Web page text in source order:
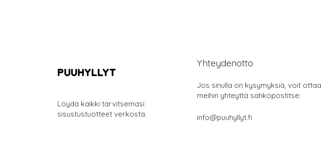
Löydä kaikki tarvitsemasi
sisustustuotteet verkosta.
Yhteydenotto
Jos sinulla on kysymyksiä, voit ottaa
meihin yhteyttä sähköpostitse:
info@puuhyllyt.fi